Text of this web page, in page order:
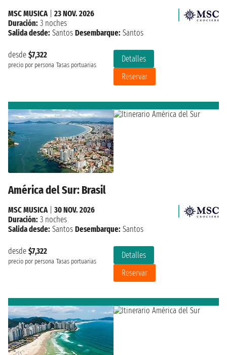
desde $7,322
precio por persona Tasas portuarias
Detalles
Reservar
MSC MUSICA| 23 NOV. 2026
Duración: 3 noches
Salida desde: Santos Desembarque: Santos
América del Sur: Brasil
desde $7,322
precio por persona Tasas portuarias
Detalles
Reservar
MSC MUSICA| 30 NOV. 2026
Duración: 3 noches
Salida desde: Santos Desembarque: Santos